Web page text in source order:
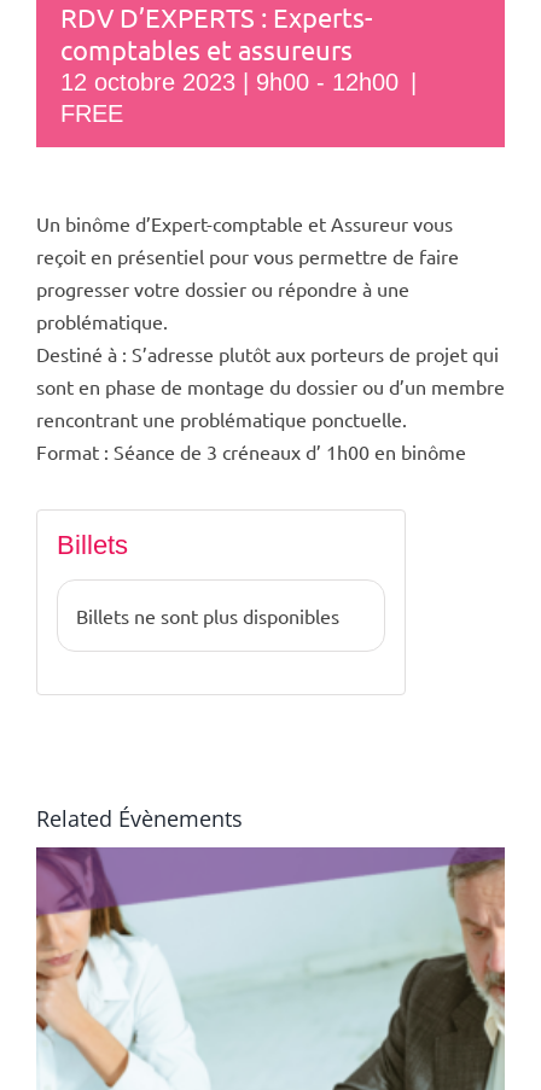
RDV D’EXPERTS : Experts-
comptables et assureurs
12 octobre 2023 | 9h00 - 12h00
FREE
Un binôme d’Expert-comptable et Assureur vous
reçoit en présentiel pour vous permettre de faire
progresser votre dossier ou répondre à une
problématique.
Destiné à : S’adresse plutôt aux porteurs de projet qui
sont en phase de montage du dossier ou d’un membre
rencontrant une problématique ponctuelle.
Format : Séance de 3 créneaux d’ 1h00 en binôme
Billets
Billets ne sont plus disponibles
Related Évènements